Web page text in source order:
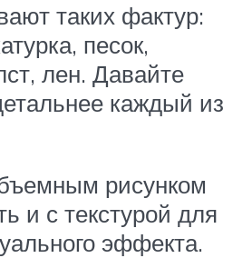
таких фактур:
песок,
лен. Давайте
каждый из
рисунком
и с текстурой для
эффекта.